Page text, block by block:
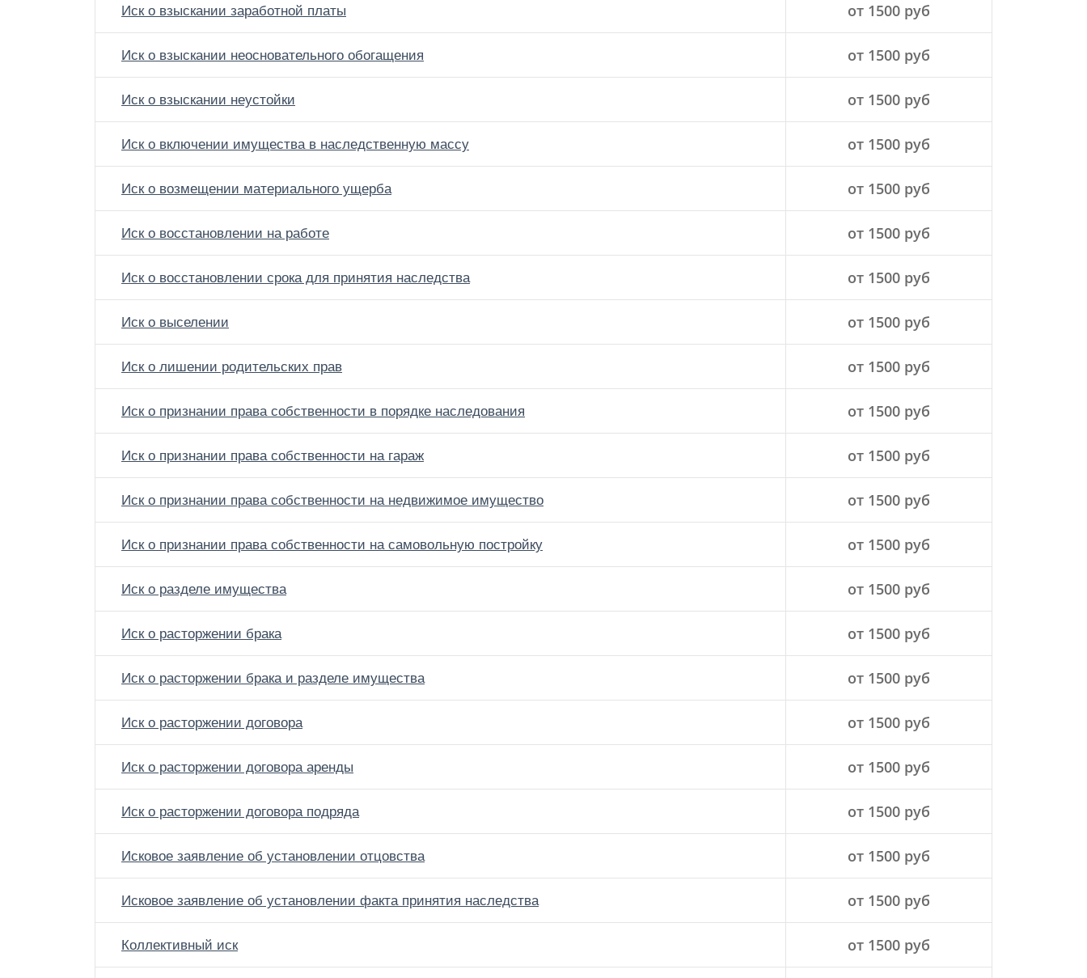
Иск о взыскании заработной платы от 1500 руб
Иск о взыскании неосновательного обогащения от 1500 руб
Иск о взыскании неустойки от 1500 руб
Иск о включении имущества в наследственную массу от 1500 руб
Иск о возмещении материального ущерба от 1500 руб
Иск о восстановлении на работе от 1500 руб
Иск о восстановлении срока для принятия наследства от 1500 руб
Иск о выселении от 1500 руб
Иск о лишении родительских прав от 1500 руб
Иск о признании права собственности в порядке наследования от 1500 руб
Иск о признании права собственности на гараж от 1500 руб
Иск о признании права собственности на недвижимое имущество от 1500 руб
Иск о признании права собственности на самовольную постройку от 1500 руб
Иск о разделе имущества от 1500 руб
Иск о расторжении брака от 1500 руб
Иск о расторжении брака и разделе имущества от 1500 руб
Иск о расторжении договора от 1500 руб
Иск о расторжении договора аренды от 1500 руб
Иск о расторжении договора подряда от 1500 руб
Исковое заявление об установлении отцовства от 1500 руб
Исковое заявление об установлении факта принятия наследства от 1500 руб
Коллективный иск от 1500 руб